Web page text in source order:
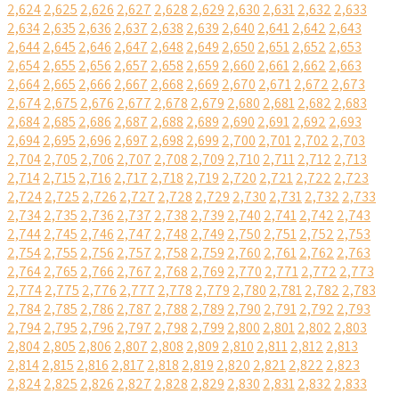
2,6242,625 2,626 2,627 2,628 2,629 2,630 2,6312,632 2,633
2,6342,635 2,636 2,637 2,638 2,639 2,640 2,6412,642 2,643
2,6442,645 2,646 2,647 2,648 2,649 2,650 2,6512,652 2,653
2,6542,655 2,656 2,657 2,658 2,659 2,660 2,6612,662 2,663
2,6642,665 2,666 2,667 2,668 2,669 2,670 2,6712,672 2,673
2,6742,675 2,676 2,677 2,678 2,679 2,680 2,6812,682 2,683
2,6842,685 2,686 2,687 2,688 2,689 2,690 2,6912,692 2,693
2,6942,695 2,696 2,697 2,698 2,699 2,700 2,7012,702 2,703
2,7042,705 2,706 2,707 2,708 2,709 2,710 2,7112,712 2,713
2,7142,715 2,716 2,717 2,718 2,719 2,720 2,7212,722 2,723
2,7242,725 2,726 2,727 2,728 2,729 2,730 2,7312,732 2,733
2,7342,735 2,736 2,737 2,738 2,739 2,740 2,7412,742 2,743
2,7442,745 2,746 2,747 2,748 2,749 2,750 2,7512,752 2,753
2,7542,755 2,756 2,757 2,758 2,759 2,760 2,7612,762 2,763
2,7642,765 2,766 2,767 2,768 2,769 2,770 2,7712,772 2,773
2,7742,775 2,776 2,777 2,778 2,779 2,780 2,7812,782 2,783
2,7842,785 2,786 2,787 2,788 2,789 2,790 2,7912,792 2,793
2,7942,795 2,796 2,797 2,798 2,799 2,800 2,8012,802 2,803
2,8042,805 2,806 2,807 2,808 2,809 2,810 2,8112,812 2,813
2,8142,815 2,816 2,817 2,818 2,819 2,820 2,8212,822 2,823
2,8242,825 2,826 2,827 2,828 2,829 2,830 2,8312,832 2,833